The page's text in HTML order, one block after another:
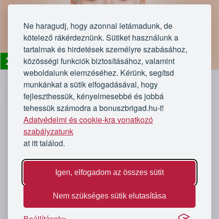
Ne haragudj, hogy azonnal letámadunk, de
kötelező rákérdeznünk. Sütiket használunk a
tartalmak és hirdetések személyre szabásához,
közösségi funkciók biztosításához, valamint
weboldalunk elemzéséhez. Kérünk, segítsd
munkánkat a sütik elfogadásával, hogy
fejleszthessük, kényelmesebbé és jobbá
tehessük számodra a bonuszbrigad.hu-t!
Adatvédelmi és cookie-kra vonatkozó
szabályzatunk
at itt találod.
Igen, elfogadom az összes sütit
Nem szükséges sütik elutasítása
2 490Ft
Felfrissülés az arcbőrnek: mikrodermabráziós
arckezelés
4,5/5Angyali Érintés, Budapest - VIII. kerület